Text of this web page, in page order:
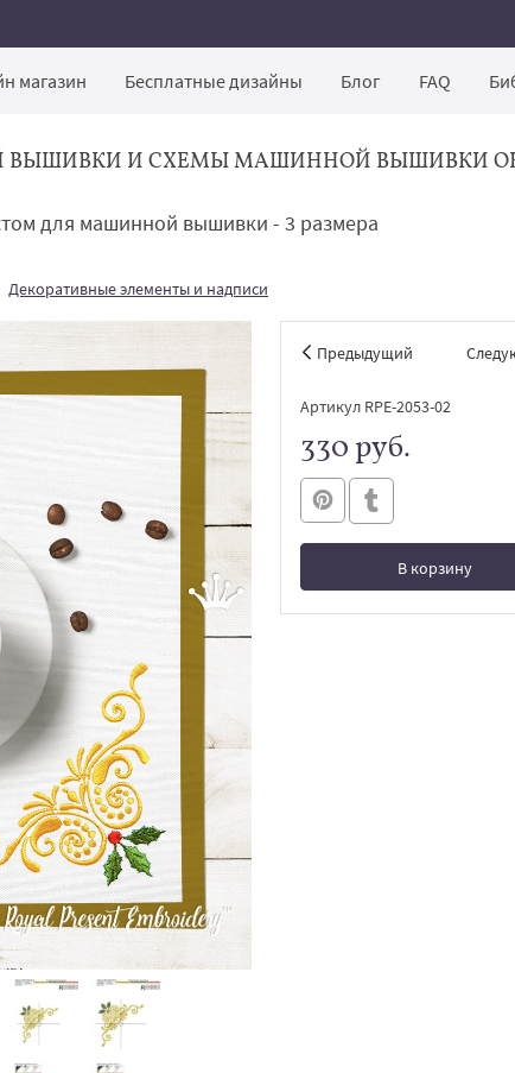
магазин Бесплатные дизайны Блог FAQ
ВЫШИВКИ И СХЕМЫ МАШИННОЙ ВЫШИВКИ
для машинной вышивки - 3 размера
Декоративные элементы и надписи
Предыдущий
Артикул RPE-2053-02
330 руб.
В корзину
В корзине